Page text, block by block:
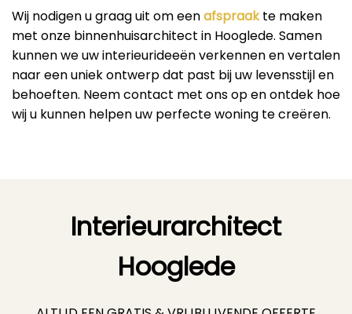
Wij nodigen u graag uit om eenafspraakte maken
met onze binnenhuisarchitect in Hooglede. Samen
kunnen we uw interieurideeën verkennen en vertalen
naar een uniek ontwerp dat past bij uw levensstijl en
behoeften. Neem contact met ons op en ontdek hoe
wij u kunnen helpen uw perfecte woning te creëren.
Interieurarchitect
Hooglede